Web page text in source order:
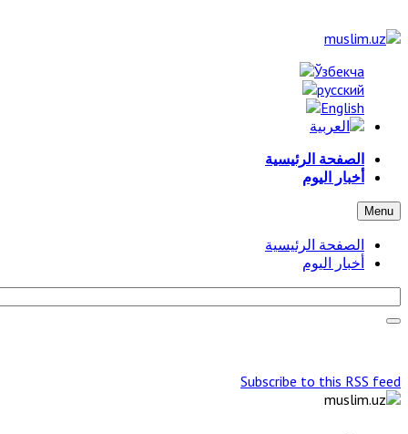
الصفحة الرئيسية
أخبار اليوم
Menu
الصفحة الرئيسية
أخبار اليوم
Subscribe to this RSS feed